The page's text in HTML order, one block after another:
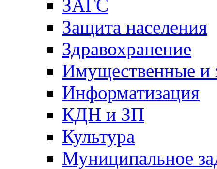
ЗАГС
Защита населения
Здравохранение
Имущественные и
Информатизация
КДН и ЗП
Культура
Муниципальное